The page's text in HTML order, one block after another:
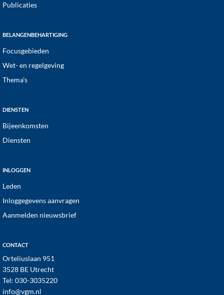
Publicaties
BELANGENBEHARTIGING
Focusgebieden
Wet- en regelgeving
Thema’s
DIENSTEN
Bijeenkomsten
Diensten
INLOGGEN
Leden
Inloggegevens aanvragen
Aanmelden nieuwsbrief
CONTACT
Orteliuslaan 951
3528 BE Utrecht
Tel: 030-3035220
info@vgm.nl